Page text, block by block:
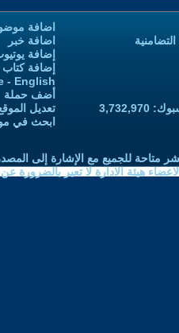
اضافة
اضافة خبر
إضافة
إضافة كتاب
- English
أضف حملة
تعديل
ابحث في
متاحة للجميع مع الإشارة إلى
هيئة الادارة لا تعبر بالضرورة